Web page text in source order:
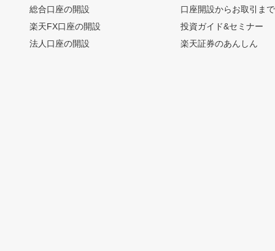
総合口座の開設
楽天FX口座の開設
法人口座の開設
口座開設からお取引ま
投資ガイド&セミナー
楽天証券のあんしん